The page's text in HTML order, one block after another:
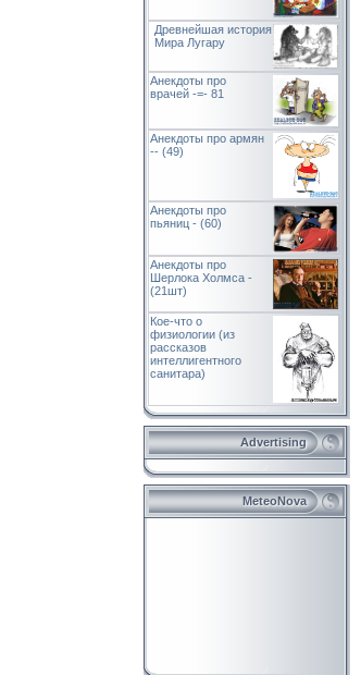
Древнейшая история
Мира Лугару
Анекдоты про
врачей -=- 81
Анекдоты про армян
-- (49)
Анекдоты про
пьяниц - (60)
Анекдоты про
Шерлока Холмса -
(21шт)
Кое-что о
физиологии (из
рассказов
интеллигентного
санитара)
Advertising
MeteoNova